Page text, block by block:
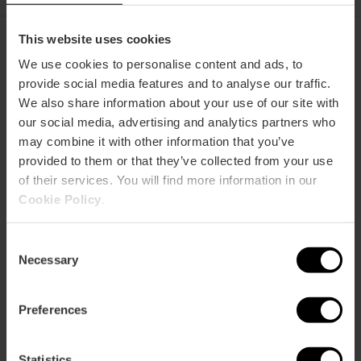
This website uses cookies
We use cookies to personalise content and ads, to
provide social media features and to analyse our traffic.
We also share information about your use of our site with
our social media, advertising and analytics partners who
may combine it with other information that you’ve
provided to them or that they’ve collected from your use
of their services. You will find more information in our
Cookie Policy
Selection
Necessary
Preferences
TI PUÒ ANCHE INTERESSARE